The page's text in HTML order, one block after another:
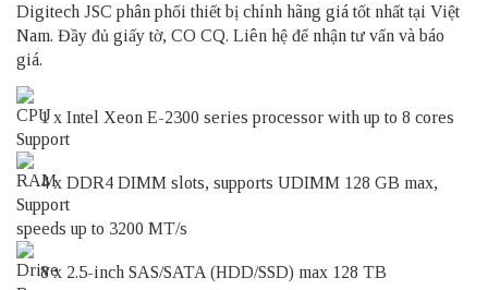
Digitech JSC phân phối thiết bị chính hãng giá tốt nhất tại Việt
Nam. Đầy đủ giấy tờ, CO CQ. Liên hệ để nhận tư vấn và báo
giá.
1 x Intel Xeon E-2300 series processor with up to 8 cores
4 x DDR4 DIMM slots, supports UDIMM 128 GB max,
speeds up to 3200 MT/s
8 x 2.5-inch SAS/SATA (HDD/SSD) max 128 TB